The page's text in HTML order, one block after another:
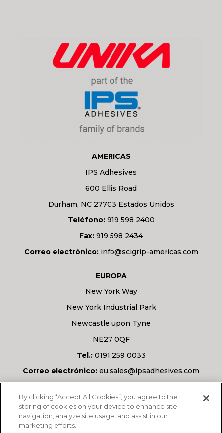
AMERICAS
IPS Adhesives
600 Ellis Road
Durham, NC 27703 Estados Unidos
Teléfono:919 598 2400
Fax: 919 598 2434
Correo electrónico: info@scigrip-americas.com
EUROPA
New York Way
New York Industrial Park
Newcastle upon Tyne
NE27 0QF
Tel.:0191 259 0033
Correo electrónico: eu.sales@ipsadhesives.com
¿Tiene alguna pregunta?
By clicking “Accept All Cookies”, you agree to the
storing of cookies on your device to enhance site
navigation, analyze site usage, and assist in our
marketing efforts.